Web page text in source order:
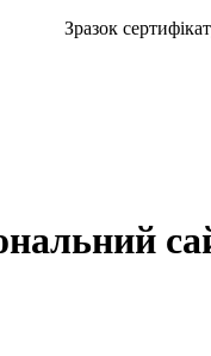
Зразок